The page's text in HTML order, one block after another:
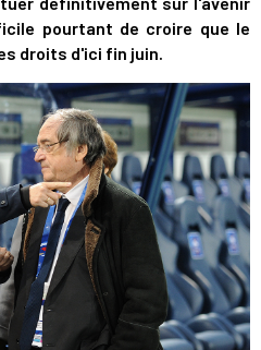
pourtant de croire que le
droits d'ici fin juin.